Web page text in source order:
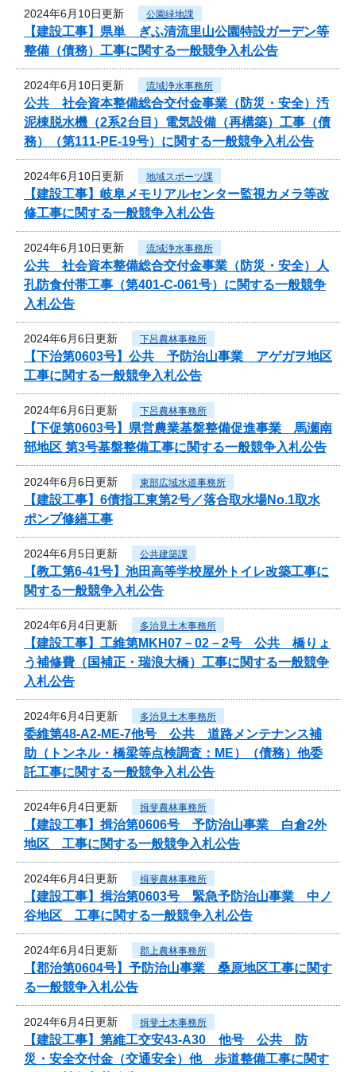
2024年6月10日更新 公園緑地課
【建設工事】県単 ぎふ清流里山公園特設ガーデン等
整備（債務）工事に関する一般競争入札公告
2024年6月10日更新 流域浄水事務所
公共 社会資本整備総合交付金事業（防災・安全）汚
泥棟脱水機（2系2台目）電気設備（再構築）工事（債
務）（第111-PE-19号）に関する一般競争入札公告
2024年6月10日更新 地域スポーツ課
【建設工事】岐阜メモリアルセンター監視カメラ等改
修工事に関する一般競争入札公告
2024年6月10日更新 流域浄水事務所
公共 社会資本整備総合交付金事業（防災・安全）人
孔防食付帯工事（第401-C-061号）に関する一般競争
入札公告
2024年6月6日更新 下呂農林事務所
【下治第0603号】公共 予防治山事業 アゲガヲ地区
工事に関する一般競争入札公告
2024年6月6日更新 下呂農林事務所
【下促第0603号】県営農業基盤整備促進事業 馬瀬南
部地区 第3号基盤整備工事に関する一般競争入札公告
2024年6月6日更新 東部広域水道事務所
【建設工事】6債指工東第2号／落合取水場No.1取水
ポンプ修繕工事
2024年6月5日更新 公共建築課
【教工第6-41号】池田高等学校屋外トイレ改築工事に
関する一般競争入札公告
2024年6月4日更新 多治見土木事務所
【建設工事】工維第MKH07－02－2号 公共 橋りょ
う補修費（国補正・瑞浪大橋）工事に関する一般競争
入札公告
2024年6月4日更新 多治見土木事務所
委維第48-A2-ME-7他号 公共 道路メンテナンス補
助（トンネル・橋梁等点検調査：ME）（債務）他委
託工事に関する一般競争入札公告
2024年6月4日更新 揖斐農林事務所
【建設工事】揖治第0606号 予防治山事業 白倉2外
地区 工事に関する一般競争入札公告
2024年6月4日更新 揖斐農林事務所
【建設工事】揖治第0603号 緊急予防治山事業 中ノ
谷地区 工事に関する一般競争入札公告
2024年6月4日更新 郡上農林事務所
【郡治第0604号】予防治山事業 桑原地区工事に関す
る一般競争入札公告
2024年6月4日更新 揖斐土木事務所
【建設工事】第維工交安43-A30 他号 公共 防
災・安全交付金（交通安全）他 歩道整備工事に関す